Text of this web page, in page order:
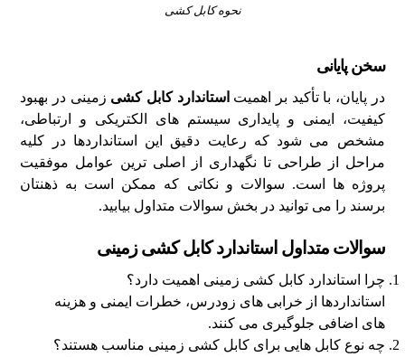
نحوه کابل کشی
سخن پایانی
در پایان، با تأکید بر اهمیت استاندارد کابل کشی زمینی در بهبود
کیفیت، ایمنی و پایداری سیستم‌ های الکتریکی و ارتباطی،
مشخص می‌ شود که رعایت دقیق این استانداردها در کلیه
مراحل از طراحی تا نگهداری از اصلی‌ ترین عوامل موفقیت
پروژه‌ ها است. سوالات و نکاتی که ممکن است به ذهنتان
برسند را می‌ توانید در بخش سوالات متداول بیابید.
سوالات متداول استاندارد کابل کشی زمینی
چرا استاندارد کابل کشی زمینی اهمیت دارد؟
استانداردها از خرابی‌ های زودرس، خطرات ایمنی و هزینه‌
های اضافی جلوگیری می‌ کنند.
چه نوع کابل‌ هایی برای کابل کشی زمینی مناسب هستند؟